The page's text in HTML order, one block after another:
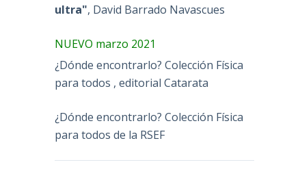
ultra", David Barrado Navascues
NUEVO marzo 2021
¿Dónde encontrarlo? Colección Física
para todos , editorial Catarata
¿Dónde encontrarlo? Colección Física
para todos de la RSEF